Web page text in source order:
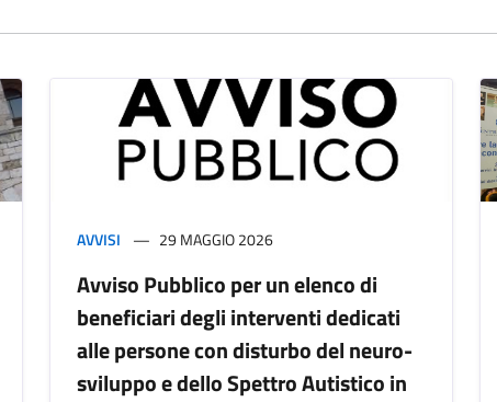
AVVISI 29 MAGGIO 2026
Avviso Pubblico per un elenco di
beneficiari degli interventi dedicati
alle persone con disturbo del neuro-
sviluppo e dello Spettro Autistico in